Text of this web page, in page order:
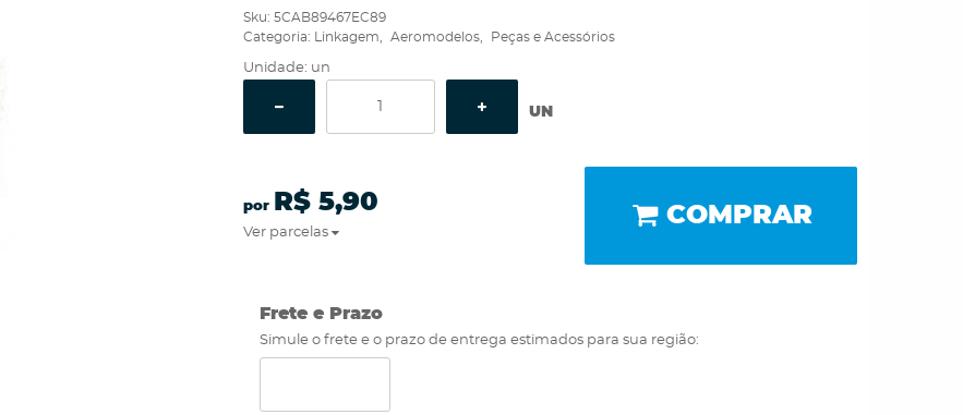
Sku: 5CAB89467EC89
Categoria:
Linkagem Aeromodelos Peças e Acessórios
Unidade: un
UN
por R$ 5,90
Ver parcelas
COMPRAR
Frete e Prazo
Simule o frete e o prazo de entrega estimados para sua região: